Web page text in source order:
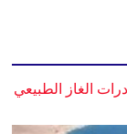
الغاز الطبيعي